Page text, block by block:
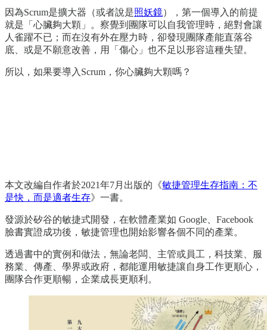
因為Scrum是擴大器（或者說是照妖鏡），第一個導入的前提
就是「心臟夠大顆」。察覺到團隊可以自我管理時，絕對會讓
人雀躍不已；而在沒有外在壓力時，卻發現團隊產能直落谷
底、或是不願意改善，用「傷心」也不足以形容這種失望。
所以，如果要導入Scrum，你心臟夠大顆嗎？
本文改編自作者於2021年7月出版的《敏捷管理生存指南：不
是快，而是適者生存》一書。
發源於矽谷的敏捷式開發，在軟體產業如 Google、Facebook
臉書實證成功後，敏捷管理也開始影響各個不同的產業。
透過書中的實例和做法，無論老闆、主管或員工，科技業、服
務業、傳產、學界或政府，都能運用敏捷讓自身工作更順心，
團隊合作更順暢，企業成長更順利。